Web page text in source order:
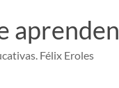
aprenden
Félix Eroles